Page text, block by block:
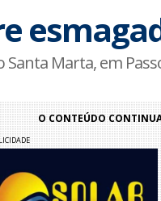
Marta, em
O CONTEÚDO